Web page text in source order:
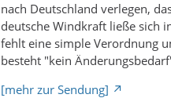
nach Deutschland verlegen,
deutsche Windkraft ließe sich
fehlt eine simple Verordnung
besteht "kein
[mehr zur Sendung]